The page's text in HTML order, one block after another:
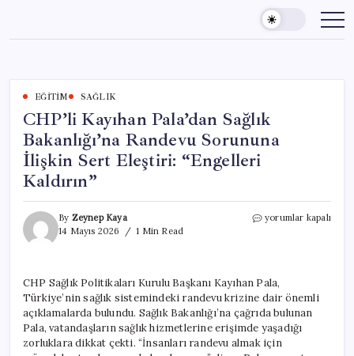
content
EĞITIM SAĞLIK
CHP’li Kayıhan Pala’dan Sağlık
Bakanlığı’na Randevu Sorununa
İlişkin Sert Eleştiri: “Engelleri
Kaldırın”
By Zeynep Kaya
14 Mayıs 2026
1 Min Read
CHP’li
Randevu
Sorununa
İlişkin
Sert
Eleştiri:
“Engelleri
yorumlar kapalı
CHP Sağlık Politikaları Kurulu Başkanı Kayıhan Pala,
Türkiye’nin sağlık sistemindeki randevu krizine dair önemli
açıklamalarda bulundu. Sağlık Bakanlığı’na çağrıda bulunan
Pala, vatandaşların sağlık hizmetlerine erişimde yaşadığı
zorluklara dikkat çekti. “İnsanları randevu almak için